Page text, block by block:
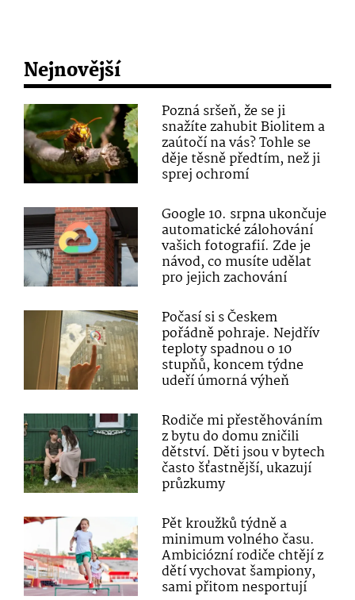
Nejnovější
Pozná sršeň, že se ji
snažíte zahubit Biolitem a
zaútočí na vás? Tohle se
děje těsně předtím, než ji
sprej ochromí
Google 10. srpna ukončuje
automatické zálohování
vašich fotografií. Zde je
návod, co musíte udělat
pro jejich zachování
Počasí si s Českem
pořádně pohraje. Nejdřív
teploty spadnou o 10
stupňů, koncem týdne
udeří úmorná výheň
Rodiče mi přestěhováním
z bytu do domu zničili
dětství. Děti jsou v bytech
často šťastnější, ukazují
průzkumy
Pět kroužků týdně a
minimum volného času.
Ambiciózní rodiče chtějí z
dětí vychovat šampiony,
sami přitom nesportují